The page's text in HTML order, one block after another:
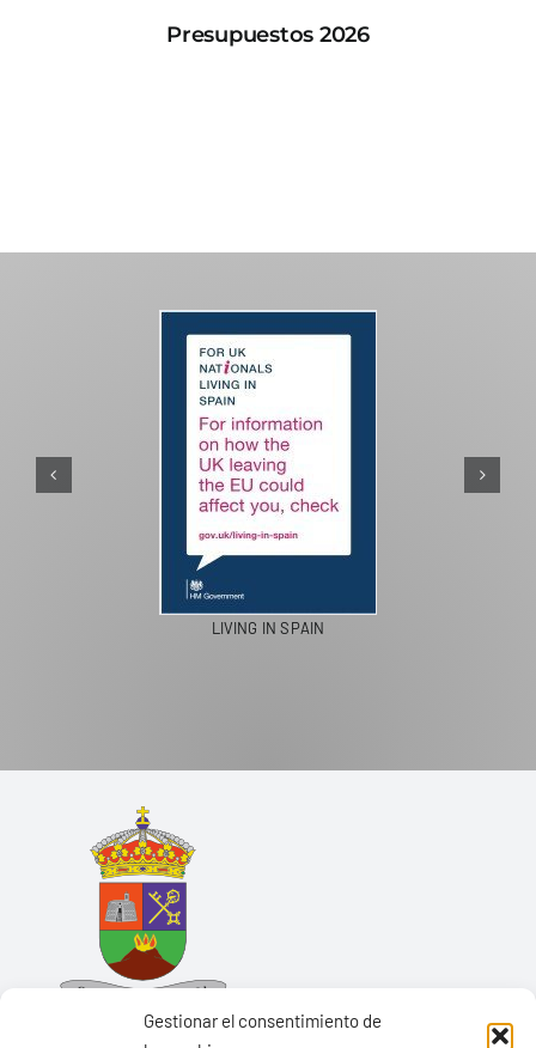
Gestionar el consentimiento de
Presupuestos 2026
LIVING IN SPAIN